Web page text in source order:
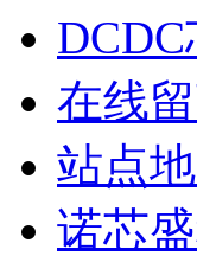
在线
站点
诺芯